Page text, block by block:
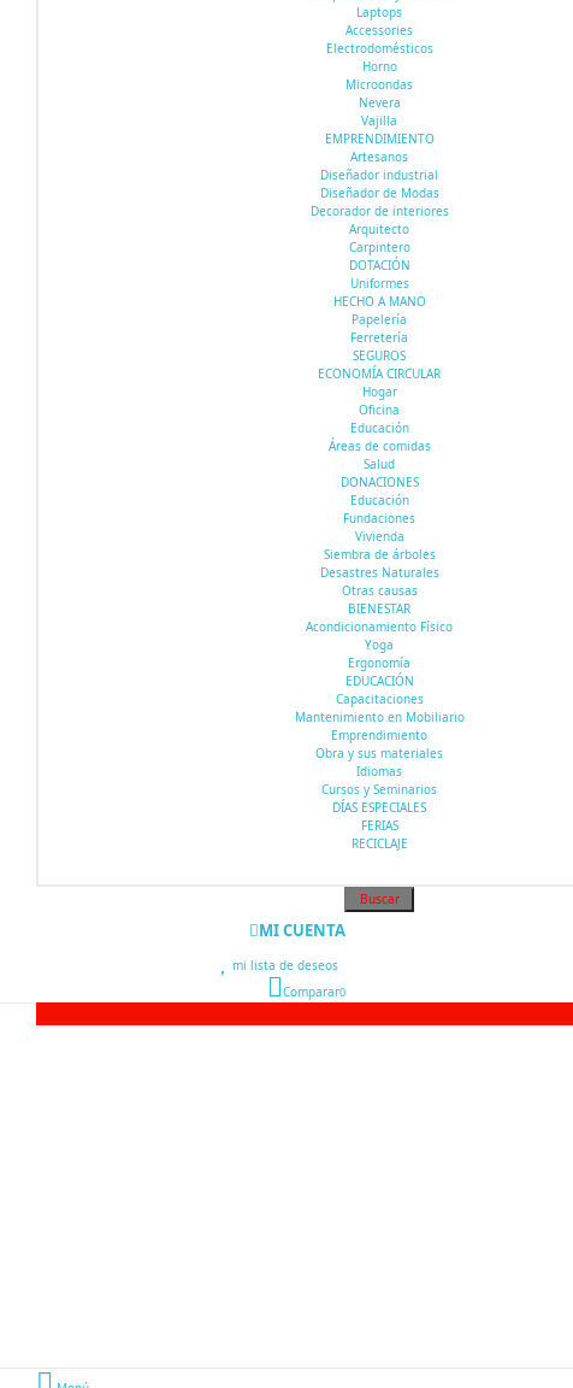
Laptops
Accessories
Electrodomésticos
Horno
Microondas
Nevera
Vajilla
EMPRENDIMIENTO
Artesanos
Diseñador industrial
Diseñador de Modas
Decorador de interiores
Arquitecto
Carpintero
DOTACIÓN
Uniformes
HECHO A MANO
Papelería
Ferretería
SEGUROS
ECONOMÍA CIRCULAR
Hogar
Oficina
Educación
Áreas de comidas
Salud
DONACIONES
Educación
Fundaciones
Vivienda
Siembra de árboles
Desastres Naturales
Otras causas
BIENESTAR
Acondicionamiento Físico
Yoga
Ergonomía
EDUCACIÓN
Capacitaciones
Mantenimiento en Mobiliario
Emprendimiento
Obra y sus materiales
Idiomas
Cursos y Seminarios
DÍAS ESPECIALES
FERIAS
RECICLAJE
Buscar
MI CUENTA
mi lista de deseos0
Comparar0